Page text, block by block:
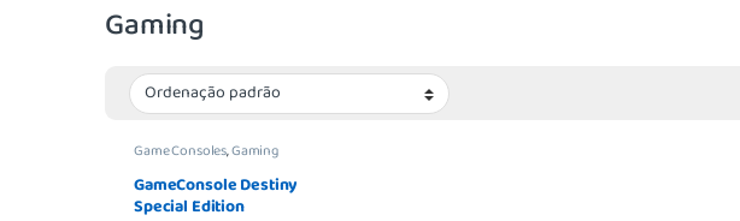
Gaming
Game Consoles,Gaming
GameConsole Destiny
Special Edition